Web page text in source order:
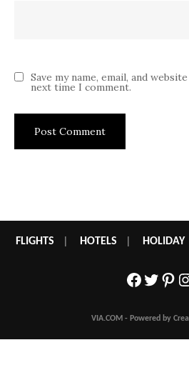
Save my name, email, and
next time I comment.
FLIGHTS HOTELS HOLIDAY
VIA.COM - Powered by